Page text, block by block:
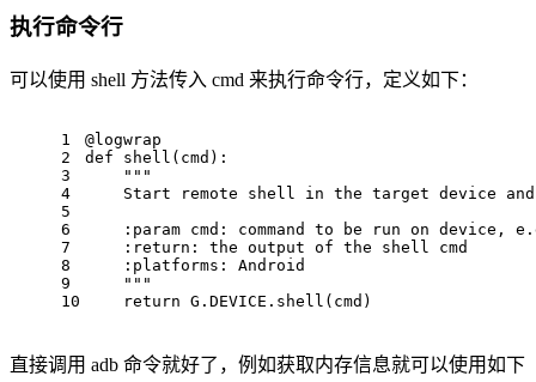
执行命令行
可以使用 shell 方法传入 cmd 来执行命令行，定义如下：
1
2
3
4
5
6
7
8
9
10
@logwrap
def shell (cmd):
"" "
    Start remote
shell in the target device and
    :param cmd:
command to be run on device, e
    :
return : the output of the shell cmd
    :platform
s:
Android
"" "
return G.DEVICE. shell (cmd)
直接调用 adb 命令就好了，例如获取内存信息就可以使用如下